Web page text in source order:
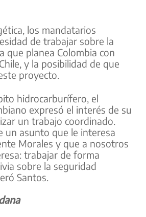
los mandatarios
de trabajar sobre la
que planea Colombia con
y la posibilidad de que
proyecto.
hidrocarburífero, el
expresó el interés de su
un trabajo coordinado.
un asunto que le interesa
Morales y que a nosotros
trabajar de forma
sobre la seguridad
Santos.